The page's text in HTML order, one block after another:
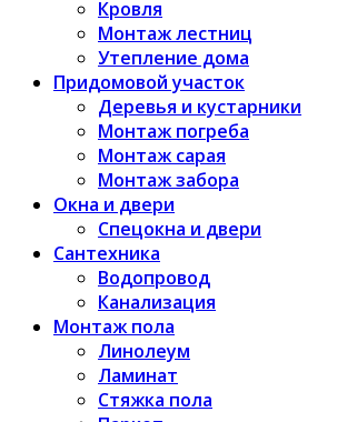
Кровля
Монтаж лестниц
Утепление дома
Придомовой участок
Деревья и кустарники
Монтаж погреба
Монтаж сарая
Монтаж забора
Окна и двери
Спецокна и двери
Сантехника
Водопровод
Канализация
Монтаж пола
Линолеум
Ламинат
Стяжка пола